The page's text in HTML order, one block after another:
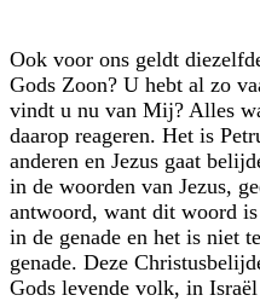
Ook voor ons geldt
Gods Zoon? U hebt al zo
vindt u nu van Mij? Alles
daarop reageren. Het is
anderen en Jezus gaat
in de woorden van Jezus,
antwoord, want dit woord
in de genade en het is niet
genade. Deze
Gods levende volk, in